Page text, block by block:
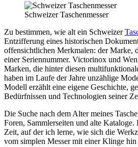
Schweizer Taschenmesser
Zu bestimmen, wie alt ein Schweizer
Entzifferung eines historischen
offensichtlichen Merkmalen: der Marke,
einer Seriennummer. Victorinox und
Marken, die hinter diesen
haben im Laufe der Jahre unzählige
Modell erzählt eine eigene Geschichte,
Bedürfnissen und Technologien seiner
Die Suche nach dem Alter meines
Foren, Sammlerseiten und alte Kataloge.
Zeit, auf der ich lerne, wie sich die
vom simplen Messer mit einer Klinge